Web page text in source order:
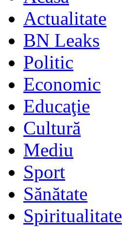
Actualitate
BN Leaks
Politic
Economic
Educaţie
Cultură
Mediu
Sport
Sănătate
Spiritualitate